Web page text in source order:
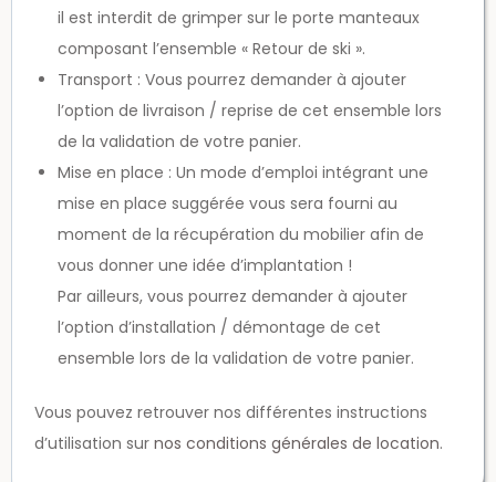
il est interdit de grimper sur le porte manteaux
composant l’ensemble « Retour de ski ».
Transport : Vous pourrez demander à ajouter
l’option de livraison / reprise de cet ensemble lors
de la validation de votre panier.
Mise en place : Un mode d’emploi intégrant une
mise en place suggérée vous sera fourni au
moment de la récupération du mobilier afin de
vous donner une idée d’implantation !
Par ailleurs, vous pourrez demander à ajouter
l’option d’installation / démontage de cet
ensemble lors de la validation de votre panier.
Vous pouvez retrouver nos différentes instructions
d’utilisation sur nos conditions générales de location.